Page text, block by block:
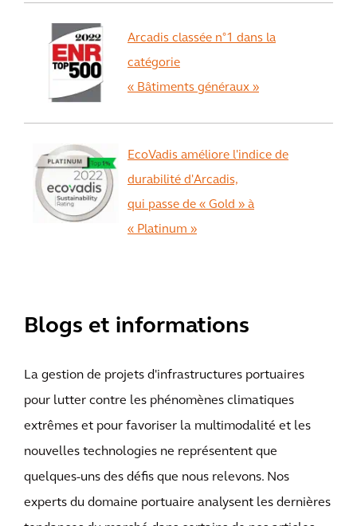
Arcadis classée n°1 dans la
catégorie
« Bâtiments généraux »
EcoVadis améliore l'indice de
durabilité d'Arcadis,
qui passe de « Gold » à
« Platinum »
Blogs et informations
La gestion de projets d'infrastructures portuaires
pour lutter contre les phénomènes climatiques
extrêmes et pour favoriser la multimodalité et les
nouvelles technologies ne représentent que
quelques-uns des défis que nous relevons. Nos
experts du domaine portuaire analysent les dernières